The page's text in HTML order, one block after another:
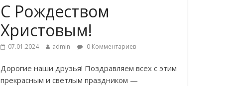
С Рождеством
Христовым!
07.01.2024 admin 0 Комментариев
Дорогие наши друзья! Поздравляем всех с этим
прекрасным и светлым праздником —